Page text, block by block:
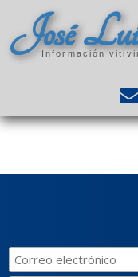
JoséInformación